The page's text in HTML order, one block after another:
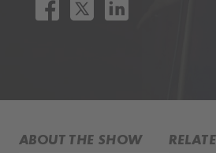
ABOUT THE SHOW